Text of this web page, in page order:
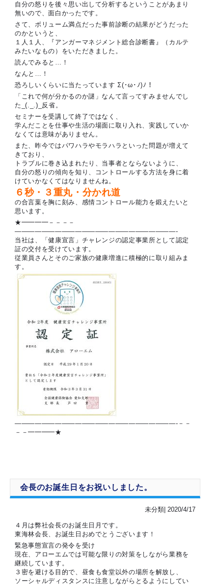
自分の怒りを後々思い出して分析するということがあまり
無いので、面白かったです。
さて、ボリューム満点だった事前診断の結果がどうだった
のかというと、
１人１人、『アンガーマネジメント総合診断書』（カルテ
みたいなもの）をいただきました。
読んでみると…！
なんと…！
恐ろしいくらいに当たっていますΣ(･ω･ﾉ)ﾉ！
「これで何が分かるのか謎」なんて言ってすみませんでし
た_(._.)_反省。
セミナーを受講して終了ではなく、
学んだことを仕事や生活の場面に取り入れ、実践していか
なくては意味がありません。
また、昨今ではパワハラやモラハラといった問題が増えて
きており、
トラブルに巻き込まれたり、当事者とならないように、
自分の怒りの傾向を知り、コントロールする方法を身に着
けていかなくてはなりませんね。
６秒・３重丸・分かれ道
の合言葉を胸に刻み、感情コントロール能力を鍛えたいと
思います。
★━━━━－－－－
————————————————————————-
当社は、「健康宣言」チャレンジの認定事業所として認定
証の交付を受けています。
従業員さんとそのご家族の健康増進に積極的に取り組みま
す。
————————————————————————-－－
－－━━━━★
会長のお誕生日をお祝いしました。
未分類| 2020/4/17
４月は弊社会長のお誕生日月です。
東海林会長、お誕生日おめでとうございます！
緊急事態宣言の発令を受け
現在、アローエムでは可能な限りの対策をしながら業務を
継続しています。
３密を避ける目的で、昼食も食堂以外の場所を解放し、
ソーシャルディスタンスに注意しながらとるようにしてい